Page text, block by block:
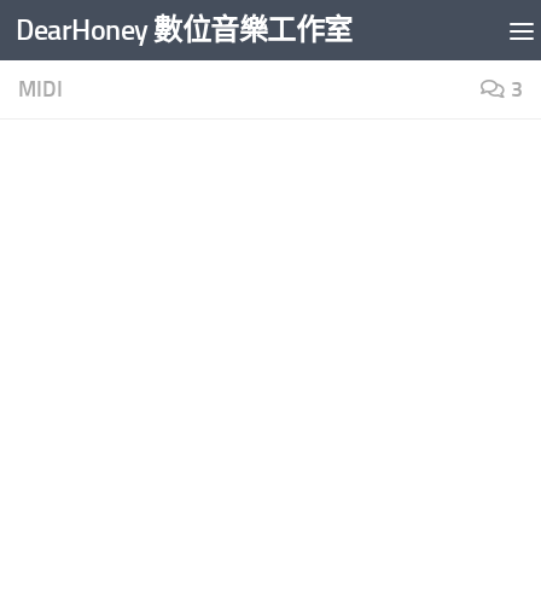
Skip to content
DearHoney 數位音樂工作室
MIDI 3